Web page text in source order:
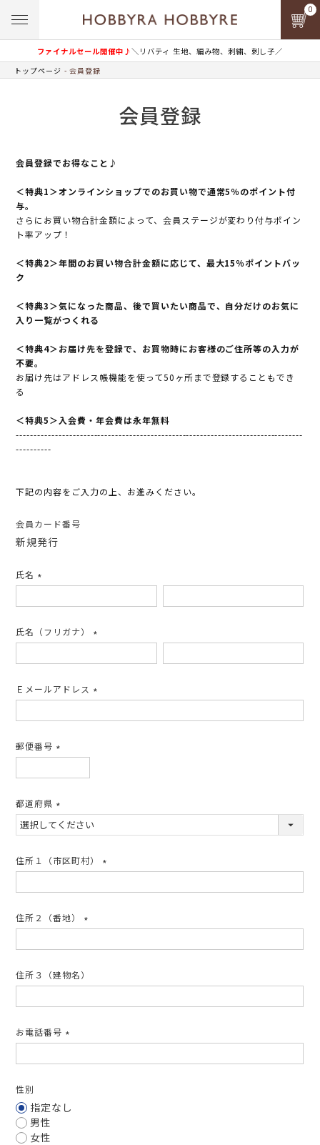
ファイナルセール開催中♪＼リバティ 生地、編み物、刺繍、刺し子／
0
トップページ 会員登録
会員登録
会員登録でお得なこと♪
＜特典1＞オンラインショップでのお買い物で通常5％のポイント付
与。
さらにお買い物合計金額によって、会員ステージが変わり付与ポイン
ト率アップ！
＜特典2＞年間のお買い物合計金額に応じて、最大15％ポイントバッ
ク
＜特典3＞気になった商品、後で買いたい商品で、自分だけのお気に
入り一覧がつくれる
＜特典4＞お届け先を登録で、お買物時にお客様のご住所等の入力が
不要。
お届け先はアドレス帳機能を使って50ヶ所まで登録することもでき
る
＜特典5＞入会費・年会費は永年無料
---------------------------------------------------------------------------------
----------
下記の内容をご入力の上、お進みください。
会員カード番号
新規発行
氏名
須)
氏名（フリガナ）
須)
Ｅメールアドレス
須)
郵便番号
須)
都道府県
(必
須)
住所１（市区町村）
須)
住所２（番地）
須)
住所３（建物名）
お電話番号
須)
性別
指定なし
男性
女性